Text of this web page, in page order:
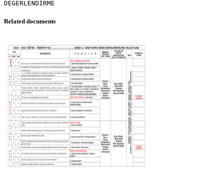
Related documents